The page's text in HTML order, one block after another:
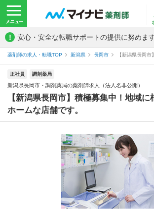
! 安心・安全な転職サポートの提供に努めます
薬剤師の求人・転職TOP 新潟県 長岡市 【新潟県長岡
正社員 調剤薬局
新潟県長岡市・調剤薬局の薬剤師求人（法人名非公開）
【新潟県長岡市】積極募集中！地域に
ホームな店舗です。